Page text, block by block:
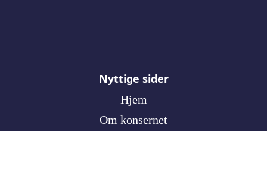
Nyttige sider
Hjem
Om konsernet